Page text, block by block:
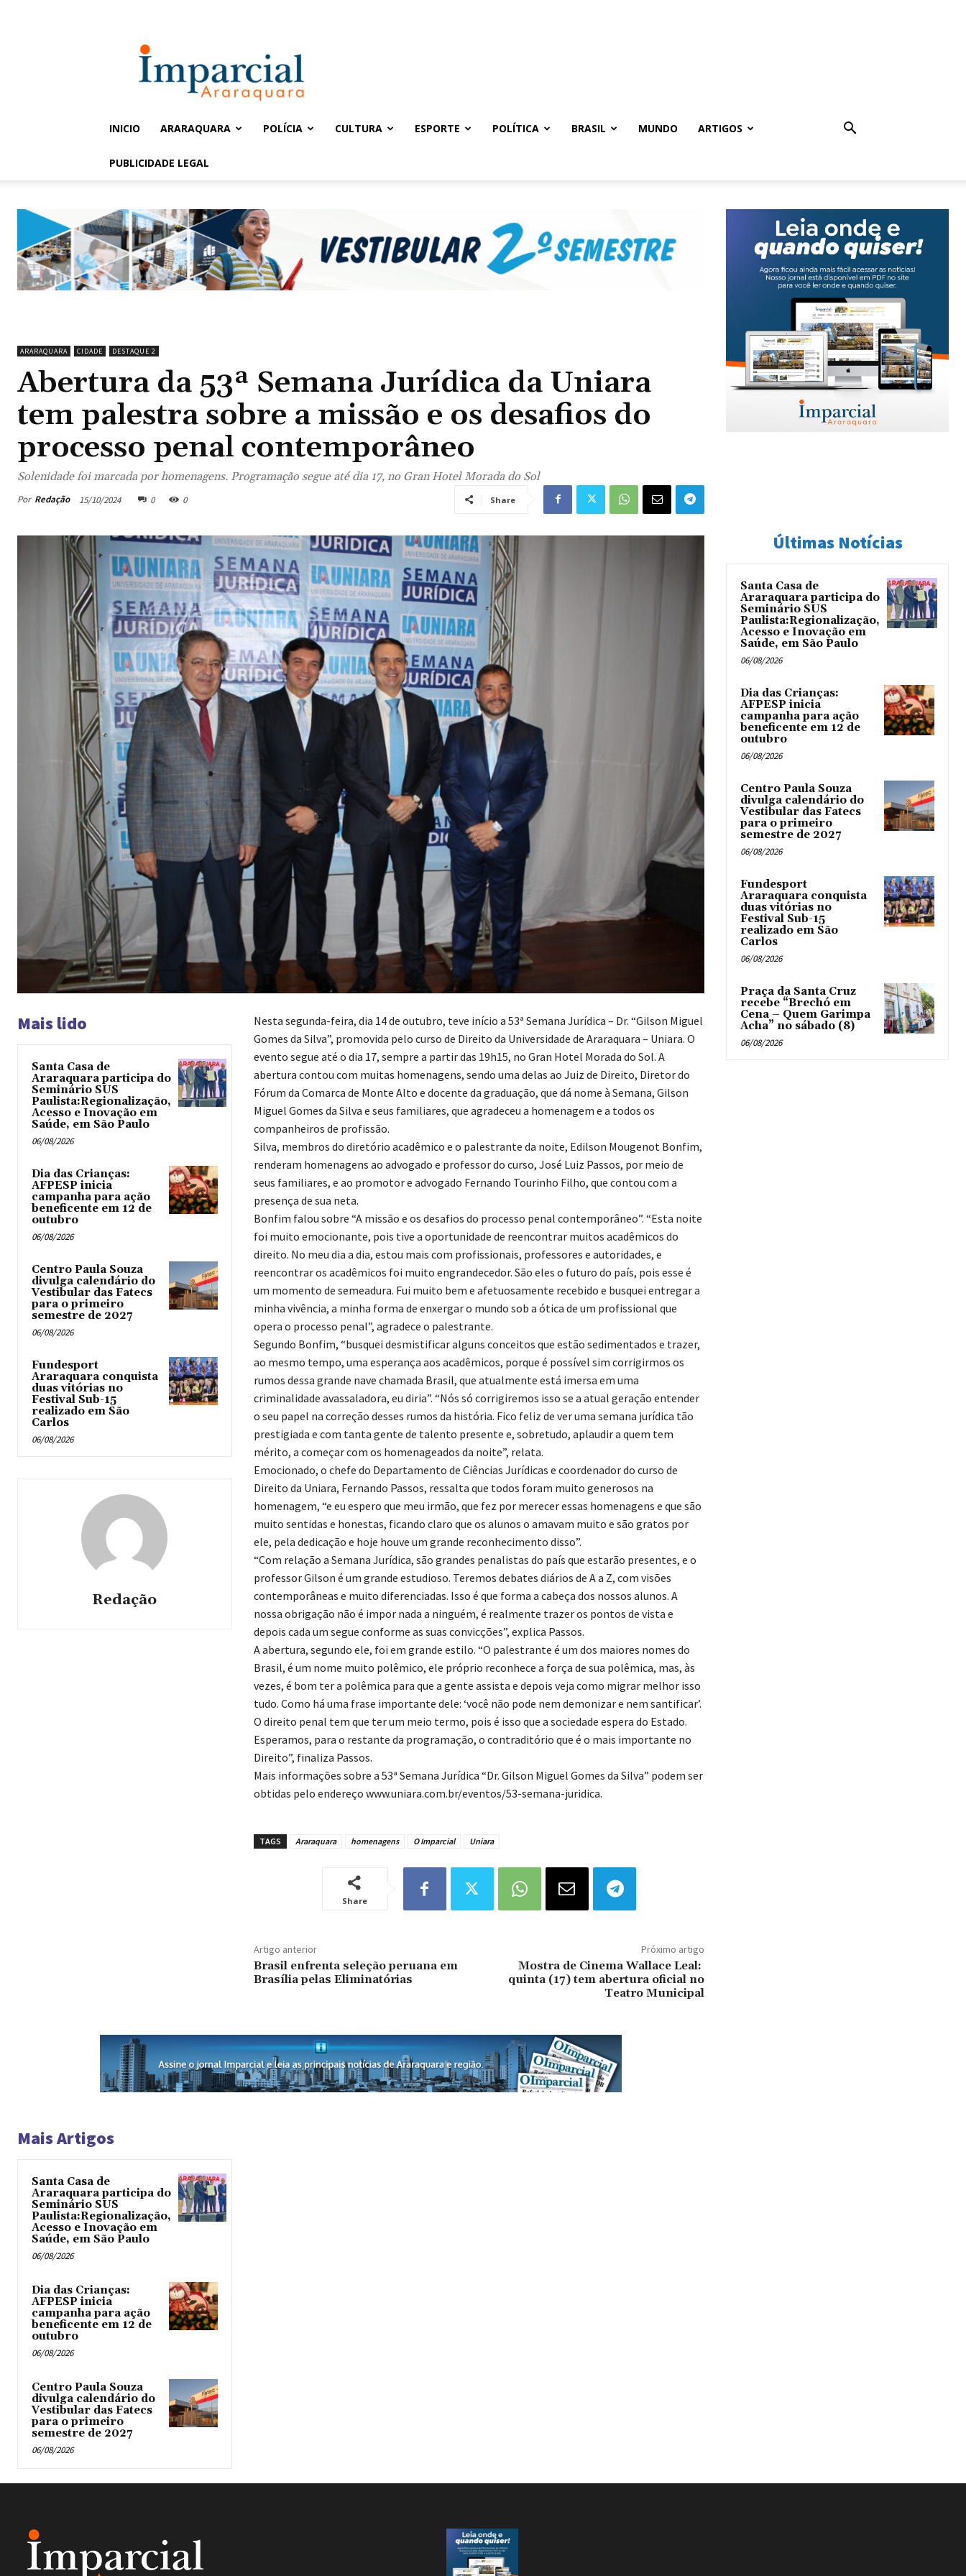
Imparcial
INICIO ARARAQUARA POLÍCIA CULTURA ESPORTE POLÍTICA BRASIL MUNDO ARTIGOS
PUBLICIDADE LEGAL
ARARAQUARA CIDADE DESTAQUE 2
Abertura da 53ª Semana Jurídica da Uniara
tem palestra sobre a missão e os desafios do
processo penal contemporâneo
Solenidade foi marcada por homenagens. Programação segue até dia 17, no Gran Hotel Morada do Sol
Por Redação 15/10/2024 0 0 Share
Mais lido
Santa Casa de
Araraquara participa do
Seminário SUS
Paulista:Regionalização,
Acesso e Inovação em
Saúde, em São Paulo
06/08/2026
Dia das Crianças:
AFPESP inicia
campanha para ação
beneficente em 12 de
outubro
06/08/2026
Centro Paula Souza
divulga calendário do
Vestibular das Fatecs
para o primeiro
semestre de 2027
06/08/2026
Fundesport
Araraquara conquista
duas vitórias no
Festival Sub-15
realizado em São
Carlos
06/08/2026
Redação
Nesta segunda-feira, dia 14 de outubro, teve início a 53ª Semana Jurídica – Dr. “Gilson Miguel
Gomes da Silva”, promovida pelo curso de Direito da Universidade de Araraquara – Uniara. O
evento segue até o dia 17, sempre a partir das 19h15, no Gran Hotel Morada do Sol. A
abertura contou com muitas homenagens, sendo uma delas ao Juiz de Direito, Diretor do
Fórum da Comarca de Monte Alto e docente da graduação, que dá nome à Semana, Gilson
Miguel Gomes da Silva e seus familiares, que agradeceu a homenagem e a todos os
companheiros de profissão.
Silva, membros do diretório acadêmico e o palestrante da noite, Edilson Mougenot Bonfim,
renderam homenagens ao advogado e professor do curso, José Luiz Passos, por meio de
seus familiares, e ao promotor e advogado Fernando Tourinho Filho, que contou com a
presença de sua neta.
Bonfim falou sobre “A missão e os desafios do processo penal contemporâneo”. “Esta noite
foi muito emocionante, pois tive a oportunidade de reencontrar muitos acadêmicos do
direito. No meu dia a dia, estou mais com profissionais, professores e autoridades, e
reencontrar os acadêmicos foi muito engrandecedor. São eles o futuro do país, pois esse é
um momento de semeadura. Fui muito bem e afetuosamente recebido e busquei entregar a
minha vivência, a minha forma de enxergar o mundo sob a ótica de um profissional que
opera o processo penal”, agradece o palestrante.
Segundo Bonfim, “busquei desmistificar alguns conceitos que estão sedimentados e trazer,
ao mesmo tempo, uma esperança aos acadêmicos, porque é possível sim corrigirmos os
rumos dessa grande nave chamada Brasil, que atualmente está imersa em uma
criminalidade avassaladora, eu diria”. “Nós só corrigiremos isso se a atual geração entender
o seu papel na correção desses rumos da história. Fico feliz de ver uma semana jurídica tão
prestigiada e com tanta gente de talento presente e, sobretudo, aplaudir a quem tem
mérito, a começar com os homenageados da noite”, relata.
Emocionado, o chefe do Departamento de Ciências Jurídicas e coordenador do curso de
Direito da Uniara, Fernando Passos, ressalta que todos foram muito generosos na
homenagem, “e eu espero que meu irmão, que fez por merecer essas homenagens e que são
muito sentidas e honestas, ficando claro que os alunos o amavam muito e são gratos por
ele, pela dedicação e hoje houve um grande reconhecimento disso”.
“Com relação a Semana Jurídica, são grandes penalistas do país que estarão presentes, e o
professor Gilson é um grande estudioso. Teremos debates diários de A a Z, com visões
contemporâneas e muito diferenciadas. Isso é que forma a cabeça dos nossos alunos. A
nossa obrigação não é impor nada a ninguém, é realmente trazer os pontos de vista e
depois cada um segue conforme as suas convicções”, explica Passos.
A abertura, segundo ele, foi em grande estilo. “O palestrante é um dos maiores nomes do
Brasil, é um nome muito polêmico, ele próprio reconhece a força de sua polêmica, mas, às
vezes, é bom ter a polêmica para que a gente assista e depois veja como migrar melhor isso
tudo. Como há uma frase importante dele: ‘você não pode nem demonizar e nem santificar’.
O direito penal tem que ter um meio termo, pois é isso que a sociedade espera do Estado.
Esperamos, para o restante da programação, o contraditório que é o mais importante no
Direito”, finaliza Passos.
Mais informações sobre a 53ª Semana Jurídica “Dr. Gilson Miguel Gomes da Silva” podem ser
obtidas pelo endereço www.uniara.com.br/eventos/53-semana-juridica.
TAGS Araraquara homenagens O Imparcial Uniara
Share
Artigo anterior
Brasil enfrenta seleção peruana em
Brasília pelas Eliminatórias
Próximo artigo
Mostra de Cinema Wallace Leal:
quinta (17) tem abertura oficial no
Teatro Municipal
Mais Artigos
Santa Casa de
Araraquara participa do
Seminário SUS
Paulista:Regionalização,
Acesso e Inovação em
Saúde, em São Paulo
06/08/2026
Dia das Crianças:
AFPESP inicia
campanha para ação
beneficente em 12 de
outubro
06/08/2026
Centro Paula Souza
divulga calendário do
Vestibular das Fatecs
para o primeiro
semestre de 2027
06/08/2026
Últimas Notícias
Santa Casa de
Araraquara participa do
Seminário SUS
Paulista:Regionalização,
Acesso e Inovação em
Saúde, em São Paulo
06/08/2026
Dia das Crianças:
AFPESP inicia
campanha para ação
beneficente em 12 de
outubro
06/08/2026
Centro Paula Souza
divulga calendário do
Vestibular das Fatecs
para o primeiro
semestre de 2027
06/08/2026
Fundesport
Araraquara conquista
duas vitórias no
Festival Sub-15
realizado em São
Carlos
06/08/2026
Praça da Santa Cruz
recebe “Brechó em
Cena – Quem Garimpa
Acha” no sábado (8)
06/08/2026